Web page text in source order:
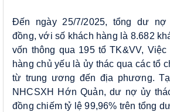
Đến ngày 25/7/2025, tổng dư nợ
đồng, với số khách hàng là 8.682
vốn thông qua 195 tổ TK&VV,
hàng chủ yếu là ủy thác qua các tổ
từ trung ương đến địa phương.
NHCSXH Hớn Quản, dư nợ ủy
đồng chiếm tỷ lệ 99,96% trên tổng